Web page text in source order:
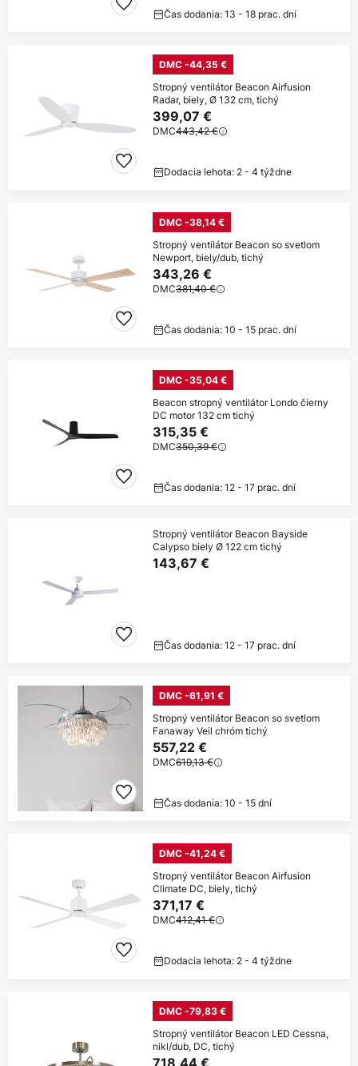
Čas dodania: 13 - 18 prac. dní
DMC -44,35 €
Stropný ventilátor Beacon Airfusion
Radar, biely, Ø 132 cm, tichý
399,07 €
DMC443,42 €
Dodacia lehota: 2 - 4 týždne
DMC -38,14 €
Stropný ventilátor Beacon so svetlom
Newport, biely/dub, tichý
343,26 €
DMC381,40 €
Čas dodania: 10 - 15 prac. dní
DMC -35,04 €
Beacon stropný ventilátor Londo čierny
DC motor 132 cm tichý
315,35 €
DMC350,39 €
Čas dodania: 12 - 17 prac. dní
Stropný ventilátor Beacon Bayside
Calypso biely Ø 122 cm tichý
143,67 €
Čas dodania: 12 - 17 prac. dní
DMC -61,91 €
Stropný ventilátor Beacon so svetlom
Fanaway Veil chróm tichý
557,22 €
DMC619,13 €
Čas dodania: 10 - 15 dní
DMC -41,24 €
Stropný ventilátor Beacon Airfusion
Climate DC, biely, tichý
371,17 €
DMC412,41 €
Dodacia lehota: 2 - 4 týždne
DMC -79,83 €
Stropný ventilátor Beacon LED Cessna,
nikl/dub, DC, tichý
718,44 €